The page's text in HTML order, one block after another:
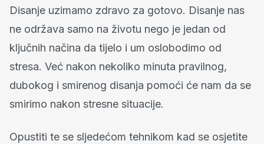
Disanje uzimamo zdravo za gotovo. Disanje nas
ne održava samo na životu nego je jedan od
ključnih načina da tijelo i um oslobodimo od
stresa. Već nakon nekoliko minuta pravilnog,
dubokog i smirenog disanja pomoći će nam da se
smirimo nakon stresne situacije.
Opustiti te se sljedećom tehnikom kad se osjetite